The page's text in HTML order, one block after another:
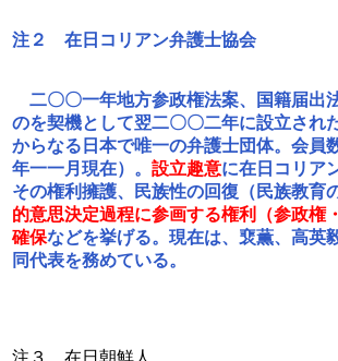
注２　在日コリアン弁護士協会
二〇〇一年地方参政権法案、国籍届出
のを契機として翌二〇〇二年に設立され
からなる日本で唯一の弁護士団体。会員
年一一月現在）。 設立趣意に在日コリア
その権利擁護、民族性の回復（民族教育
的意思決定過程に参画する権利（参政権
確保などを挙げる。現在は、裵薫、高英
同代表を務めている。
注３　在日朝鮮人